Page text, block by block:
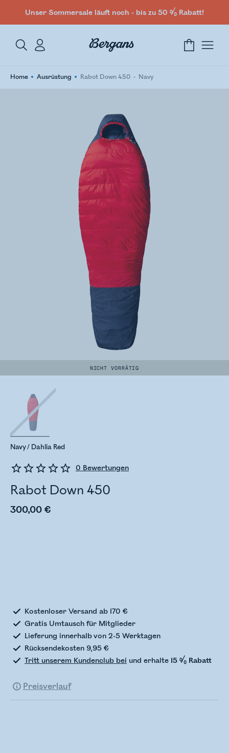
Unser Sommersale läuft noch - bis zu 50 % Rabatt!
Home Ausrüstung Rabot Down 450 Navy
NICHT VORRÄTIG
0 Bewertungen
Rabot Down 450
300,00 €
Navy / Dahlia Red
Kostenloser Versand ab 170 €
Gratis Umtausch für Mitglieder
Lieferung innerhalb von 2-5 Werktagen
Rücksendekosten 9,95 €
Tritt unserem Kundenclub bei und erhalte 15 % Rabatt
Preisverlauf